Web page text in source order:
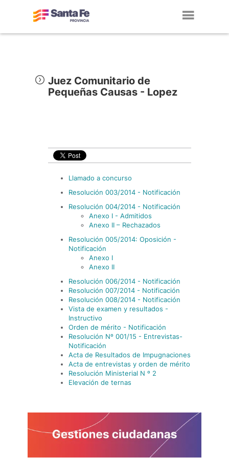
Juez Comunitario de
Pequeñas Causas - Lopez
Llamado a concurso
Resolución 003/2014 - Notificación
Resolución 004/2014 - Notificación
Anexo I - Admitidos
Anexo II – Rechazados
Resolución 005/2014: Oposición -
Notificación
Anexo I
Anexo II
Resolución 006/2014 - Notificación
Resolución 007/2014 - Notificación
Resolución 008/2014 - Notificación
Vista de examen y resultados -
Instructivo
Orden de mérito - Notificación
Resolución Nº 001/15 - Entrevistas-
Notificación
Acta de Resultados de Impugnaciones
Acta de entrevistas y orden de mérito
Resolución Ministerial N º 2
Elevación de ternas